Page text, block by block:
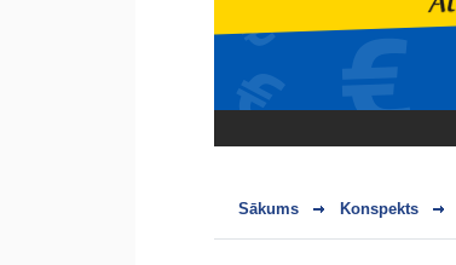
Sākums Konspekts